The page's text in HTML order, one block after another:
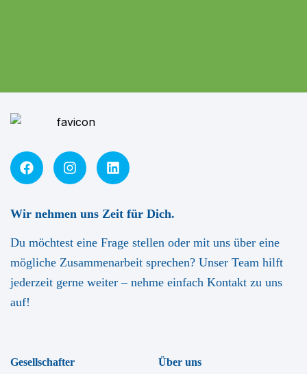
Gesellschafter Über uns
Wir nehmen uns Zeit für Dich.
Du möchtest eine Frage stellen oder mit uns über eine
mögliche Zusammenarbeit sprechen? Unser Team hilft
jederzeit gerne weiter – nehme einfach Kontakt zu uns
auf!